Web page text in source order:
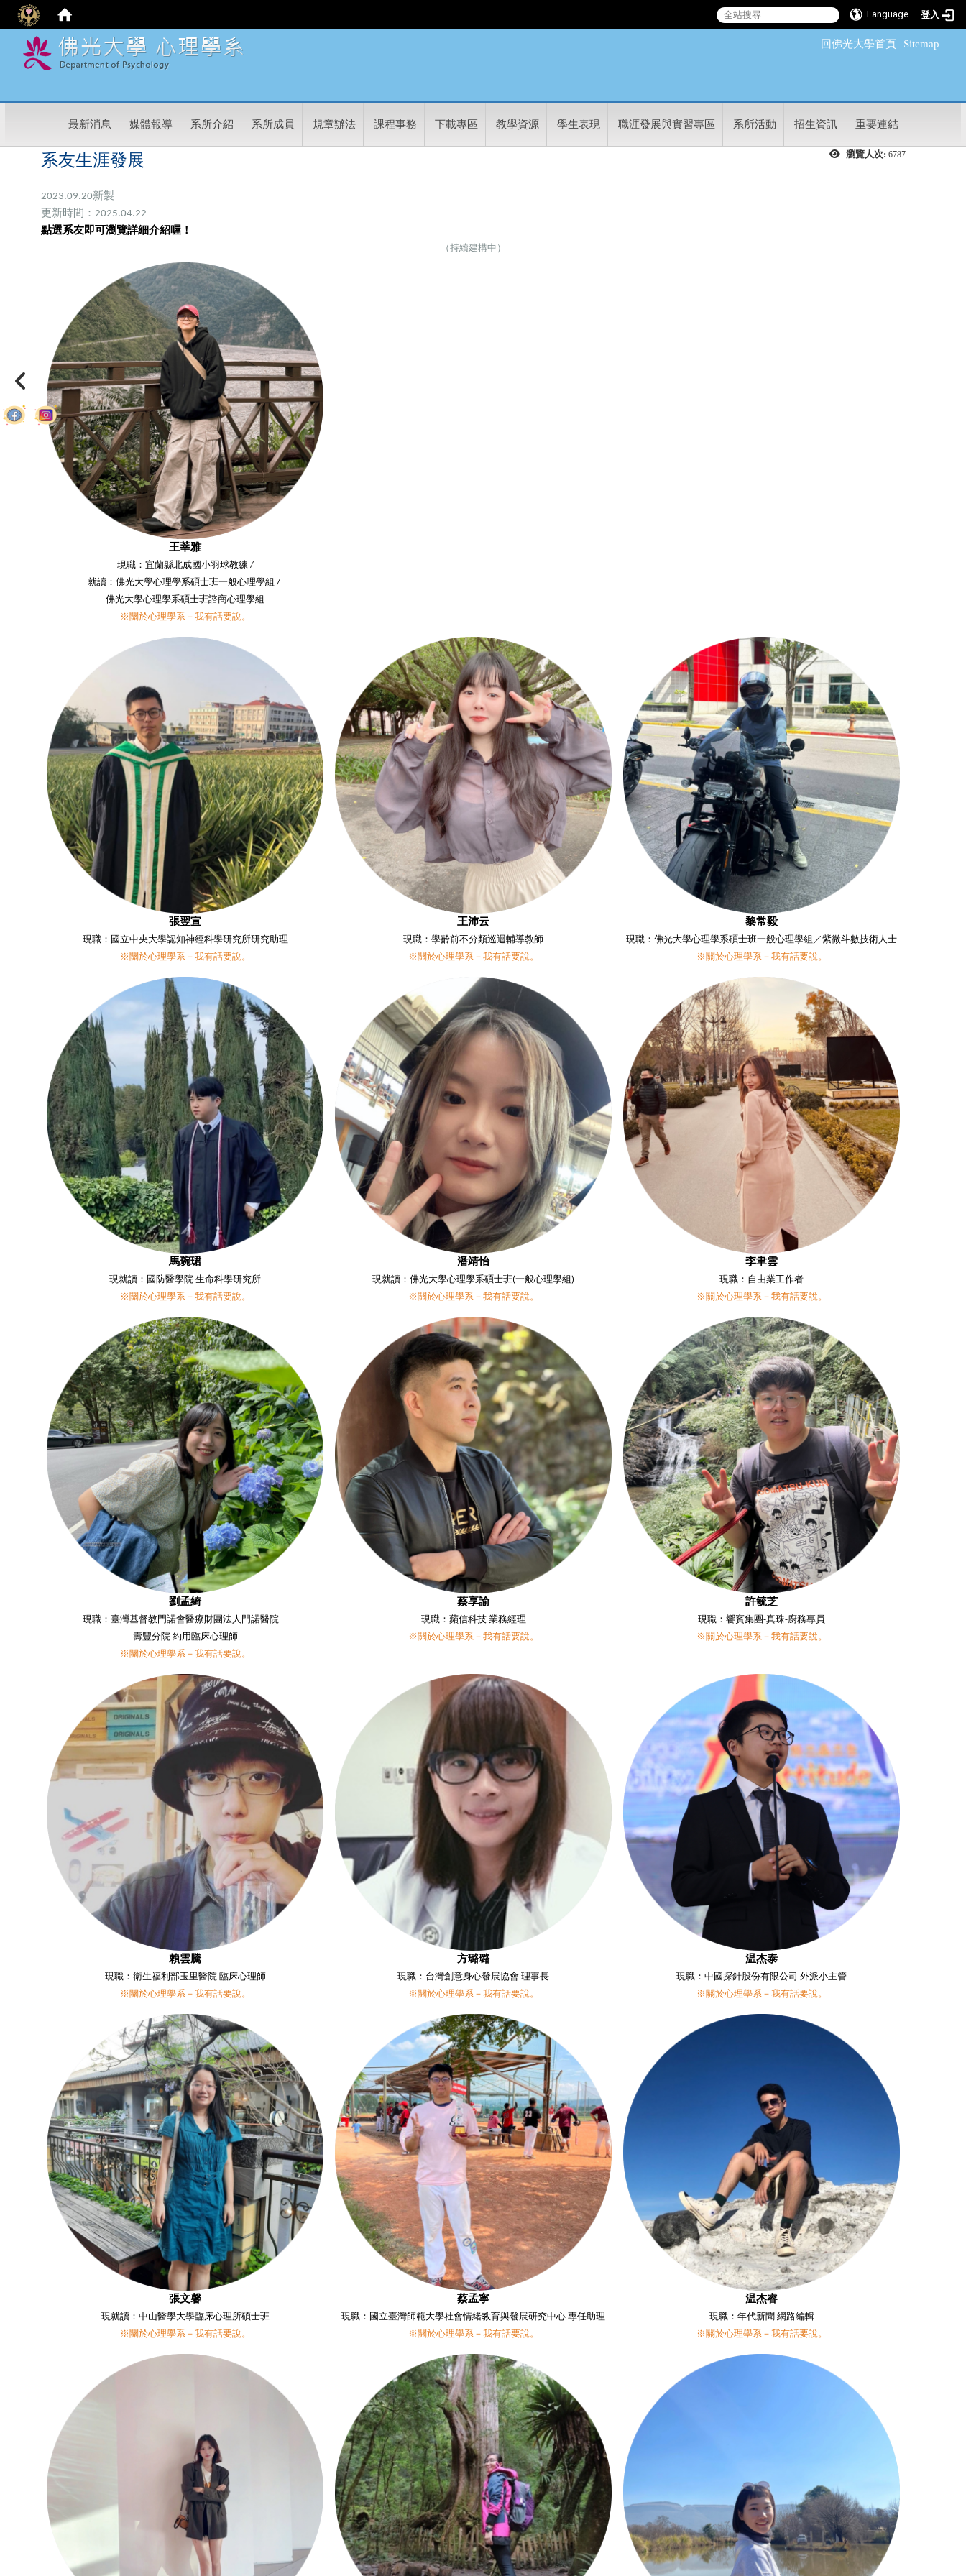
Language 登入
回佛光大學首頁 Sitemap
最新消息
媒體報導 系所介紹 系所成員 規章辦法 課程事務 下載專區 教學資源 學生表現 職涯發展與實習專區 系所活動 招生資訊 重要連結
瀏覽人次: 6787
系友生涯發展
2023.09.20新製
更新時間：2025.04.22
點選系友即可瀏覽詳細介紹喔！
​（持續建構中）
王莘雅
現職：宜蘭縣北成國小羽球教練 /
就讀：佛光大學心理學系碩士班一般心理學組 /
佛光大學心理學系碩士班諮商心理學組
※關於心理學系－我有話要說。
張翌宣
現職：國立中央大學認知神經科學研究所研究助理
※關於心理學系－我有話要說。
王沛云
現職：學齡前不分類巡迴輔導教師
※關於心理學系－我有話要說。
黎常毅
現職：佛光大學心理學系碩士班一般心理學組／紫微斗數技術人士
※關於心理學系－我有話要說。
馬琬珺
現就讀：國防醫學院 生命科學研究所
※關於心理學系－我有話要說。
潘靖怡
現就讀：佛光大學心理學系碩士班(一般心理學組)
※關於心理學系－我有話要說。
李聿雲
現職：自由業工作者
※關於心理學系－我有話要說。
劉孟綺
現職：臺灣基督教門諾會醫療財團法人門諾醫院
壽豐分院 約用臨床心理師
※關於心理學系－我有話要說。
蔡享諭
現職：蘋信科技 業務經理
※關於心理學系－我有話要說。
許毓芝
現職：饗賓集團-真珠-廚務專員
※關於心理學系－我有話要說。
賴雲騰
現職：衛生福利部玉里醫院 臨床心理師
※關於心理學系－我有話要說。
方璐璐
現職：台灣創意身心發展協會 理事長
※關於心理學系－我有話要說。
温杰泰
現職：中國探針股份有限公司 外派小主管
※關於心理學系－我有話要說。
張文馨
現就讀：中山醫學大學臨床心理所碩士班
※關於心理學系－我有話要說。
蔡孟寧
現職：國立臺灣師範大學社會情緒教育與發展研究中心 專任助理
※關於心理學系－我有話要說。
温杰睿
現職：年代新聞 網路編輯
※關於心理學系－我有話要說。